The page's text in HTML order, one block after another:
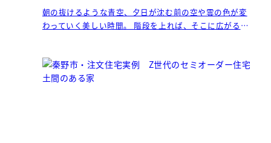
朝の抜けるような青空、夕日が沈む前の空や雲の色が変
わっていく美しい時間。 階段を上れば、そこに広がる大